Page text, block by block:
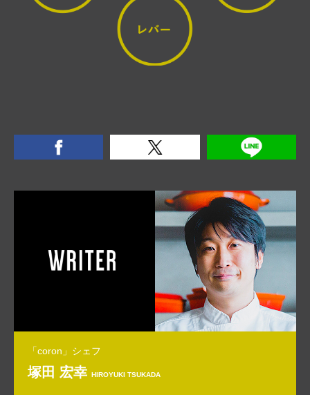
「coron」シェフ
塚田 宏幸 HIROYUKI TSUKADA